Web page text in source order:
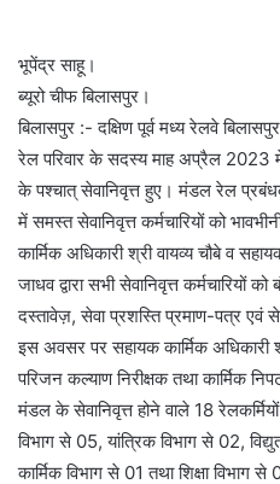
भूपेंद्र साहू।
ब्यूरो चीफ बिलासपुर।
बिलासपुर :- दक्षिण पूर्व मध्य रेलवे
रेल परिवार के सदस्य माह अप्रैल 2023
के पश्चात् सेवानिवृत्त हुए। मंडल रेल
में समस्त सेवानिवृत्त कर्मचारियों को
कार्मिक अधिकारी श्री वायव्य चौबे व
जाधव द्वारा सभी सेवानिवृत्त कर्मचारियों
दस्तावेज़, सेवा प्रशस्ति प्रमाण-पत्र एवं
इस अवसर पर सहायक कार्मिक अधिकारी
परिजन कल्याण निरीक्षक तथा कार्मिक
मंडल के सेवानिवृत्त होने वाले 18
विभाग से 05, यांत्रिक विभाग से 02,
कार्मिक विभाग से 01 तथा शिक्षा विभाग से